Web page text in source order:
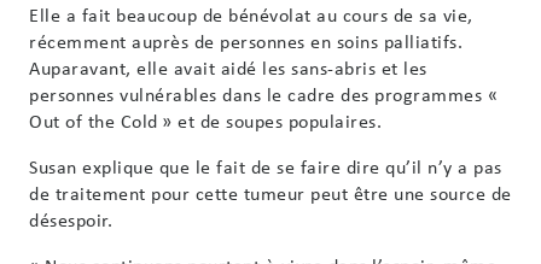
Elle a fait beaucoup de bénévolat au cours de sa vie,
récemment auprès de personnes en soins palliatifs.
Auparavant, elle avait aidé les sans-abris et les
personnes vulnérables dans le cadre des programmes «
Out of the Cold » et de soupes populaires.
Susan explique que le fait de se faire dire qu’il n’y a pas
de traitement pour cette tumeur peut être une source de
désespoir.